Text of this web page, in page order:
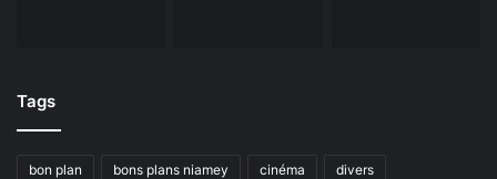
Tags
bon plan bons plans niamey cinéma divers